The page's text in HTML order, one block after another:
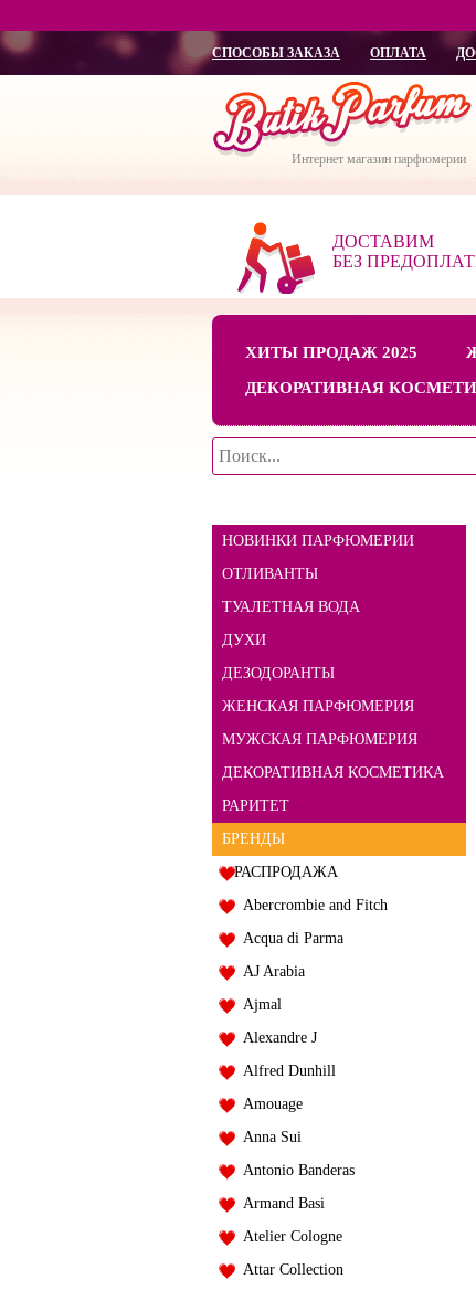
СПОСОБЫ ЗАКАЗА ОПЛАТА
Интернет магазин парфюмерии
ДОСТАВИМ
БЕЗ
ХИТЫ ПРОДАЖ 2025
ДЕКОРАТИВНАЯ
НОВИНКИ ПАРФЮМЕРИИ
ОТЛИВАНТЫ
ТУАЛЕТНАЯ ВОДА
ДУХИ
ДЕЗОДОРАНТЫ
ЖЕНСКАЯ ПАРФЮМЕРИЯ
МУЖСКАЯ ПАРФЮМЕРИЯ
ДЕКОРАТИВНАЯ КОСМЕТИКА
РАРИТЕТ
БРЕНДЫ
РАСПРОДАЖА
Abercrombie and Fitch
Acqua di Parma
AJ Arabia
Ajmal
Alexandre J
Alfred Dunhill
Amouage
Anna Sui
Antonio Banderas
Armand Basi
Atelier Cologne
Attar Collection